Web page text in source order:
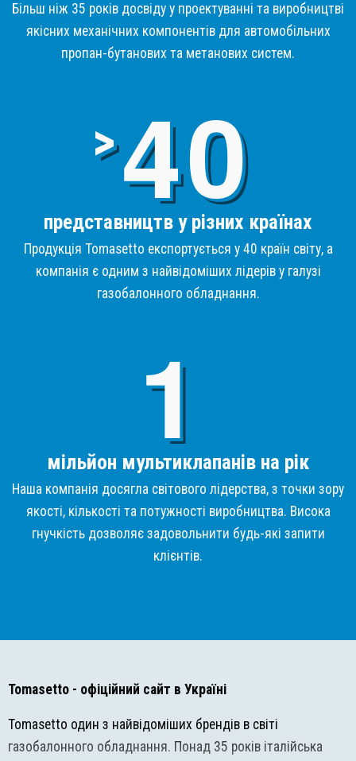
Більш ніж 35 років досвіду у проектуванні та виробництві
якісних механічних компонентів для автомобільних
пропан-бутанових та метанових систем.
>4
представництв у різних країнах
Продукція Tomasetto експортується у 40 країн світу, а
компанія є одним з найвідоміших лідерів у галузі
газобалонного обладнання.
мільйон мультиклапанів на рік
Наша компанія досягла світового лідерства, з точки зору
якості, кількості та потужності виробництва. Висока
гнучкість дозволяє задовольнити будь-які запити
клієнтів.
Tomasetto - офіційний сайт в Україні
Tomasetto один з найвідоміших брендів в світі
газобалонного обладнання. Понад 35 років італійська